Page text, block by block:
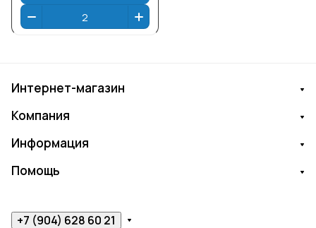
Интернет-магазин
Компания
Информация
Помощь
+7 (904) 628 60 21